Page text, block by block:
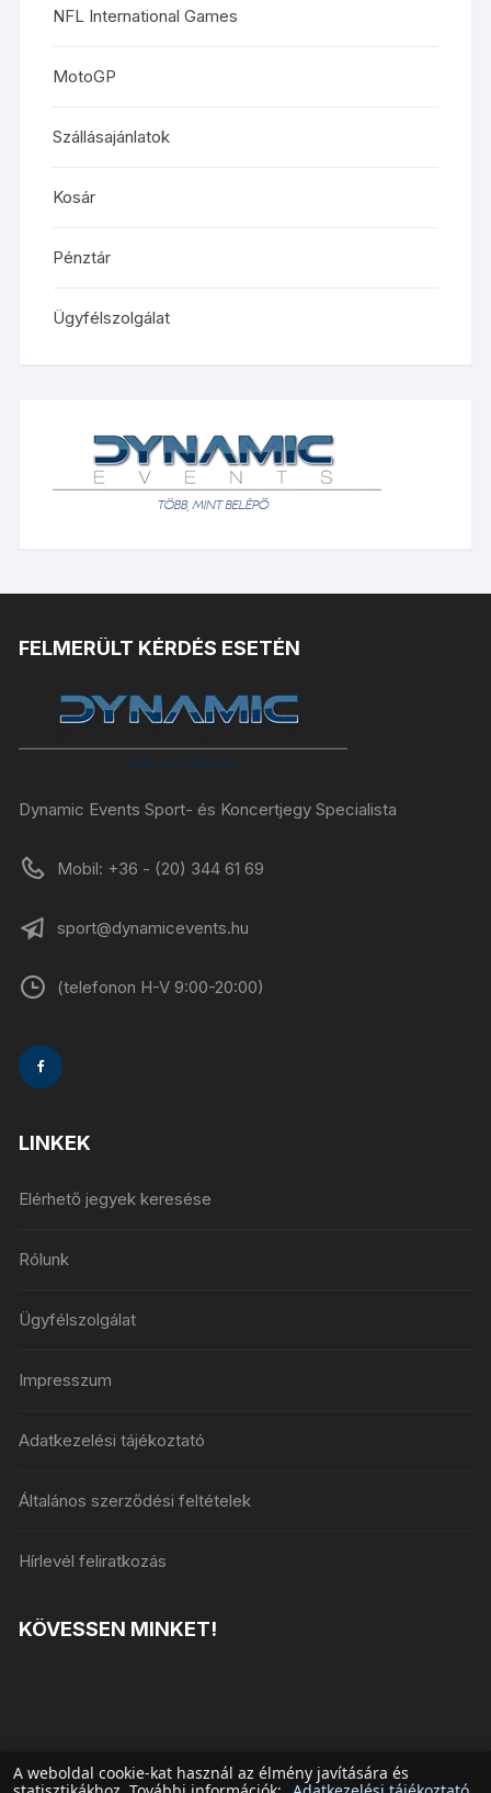
NFL International Games
MotoGP
Szállásajánlatok
Kosár
Pénztár
Ügyfélszolgálat
FELMERÜLT KÉRDÉS ESETÉN
Dynamic Events Sport- és Koncertjegy Specialista
Mobil: +36 - (20) 344 61 69
sport@dynamicevents.hu
(telefonon H-V 9:00-20:00)
LINKEK
Elérhető jegyek keresése
Rólunk
Ügyfélszolgálat
Impresszum
Adatkezelési tájékoztató
Általános szerződési feltételek
Hírlevél feliratkozás
KÖVESSEN MINKET!
A weboldal cookie-kat használ az élmény javítására és